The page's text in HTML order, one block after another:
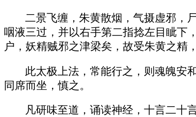
二景飞缠，朱黄散烟，气摄虚邪，
咽液三过，并以右手第二指捻左目眦下
户，妖精贼邪之津梁矣，故受朱黄之精
此太极上法，常能行之，则魂魄安
同席而坐，慎之。
凡研味至道，诵读神经，十言二十